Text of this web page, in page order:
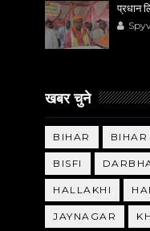
प्रधान
खबर चुने
BIHAR BIHAR
BISFI
HALLAKHI
JAYNAGAR